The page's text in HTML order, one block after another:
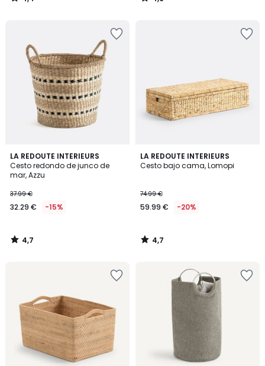
/
/
LA REDOUTE INTERIEURS
Cesto redondo de junco de
mar, Azzu
37.99 €
32.29 € -15%
4,7
/ 5
4,7
/
LA REDOUTE INTERIEURS
Cesto bajo cama, Lomopi
74.99 €
59.99 € -20%
4,7
/ 5
4,7
/